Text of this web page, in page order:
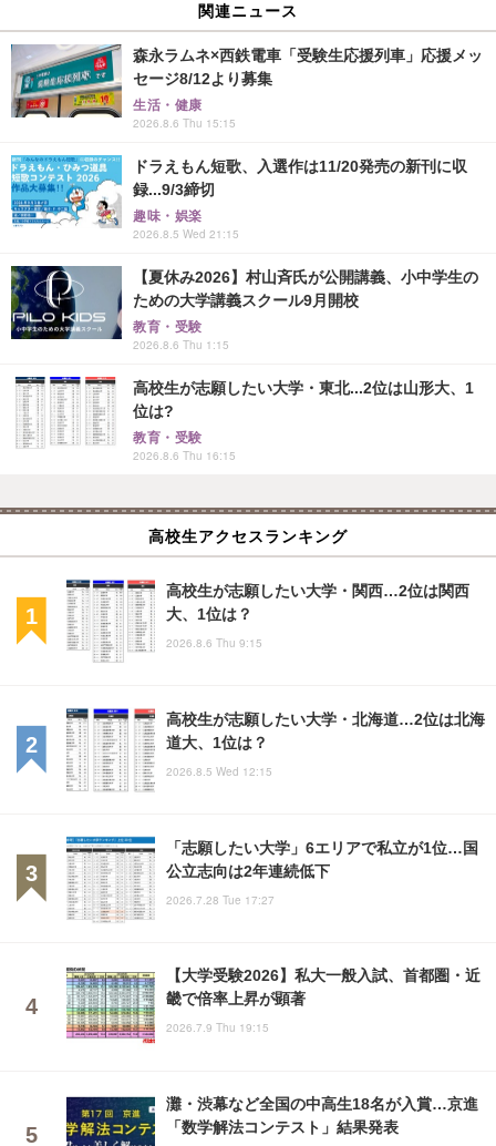
関連ニュース
森永ラムネ×西鉄電車「受験生応援列車」応援メッ
セージ8/12より募集
生活・健康
2026.8.6 Thu 15:15
ドラえもん短歌、入選作は11/20発売の新刊に収
録...9/3締切
趣味・娯楽
2026.8.5 Wed 21:15
【夏休み2026】村山斉氏が公開講義、小中学生の
ための大学講義スクール9月開校
教育・受験
2026.8.6 Thu 1:15
高校生が志願したい大学・東北...2位は山形大、1
位は?
教育・受験
2026.8.6 Thu 16:15
高校生アクセスランキング
高校生が志願したい大学・関西…2位は関西
大、1位は？
2026.8.6 Thu 9:15
高校生が志願したい大学・北海道…2位は北海
道大、1位は？
2026.8.5 Wed 12:15
「志願したい大学」6エリアで私立が1位…国
公立志向は2年連続低下
2026.7.28 Tue 17:27
【大学受験2026】私大一般入試、首都圏・近
畿で倍率上昇が顕著
2026.7.9 Thu 19:15
灘・渋幕など全国の中高生18名が入賞…京進
「数学解法コンテスト」結果発表